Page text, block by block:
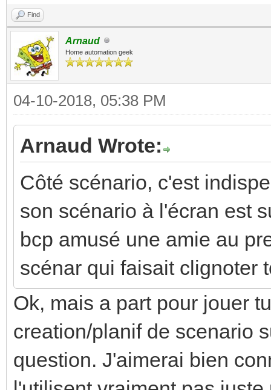
Find
Arnaud
Home automation geek
04-10-2018, 05:38 PM
Arnaud Wrote:
Côté scénario, c'est
son scénario à l'écran est
bcp amusé une amie au
scénar qui faisait clignoter
Ok, mais a part pour jouer
creation/planif de scenario
question. J'aimerai bien